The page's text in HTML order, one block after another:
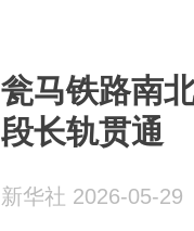
瓮马铁路南
段长轨贯通
新华社 2026-05-29